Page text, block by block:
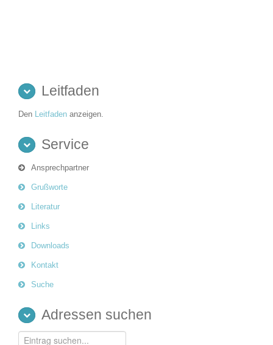
Leitfaden
Den Leitfaden anzeigen.
Service
Ansprechpartner
Grußworte
Literatur
Links
Downloads
Kontakt
Suche
Adressen suchen